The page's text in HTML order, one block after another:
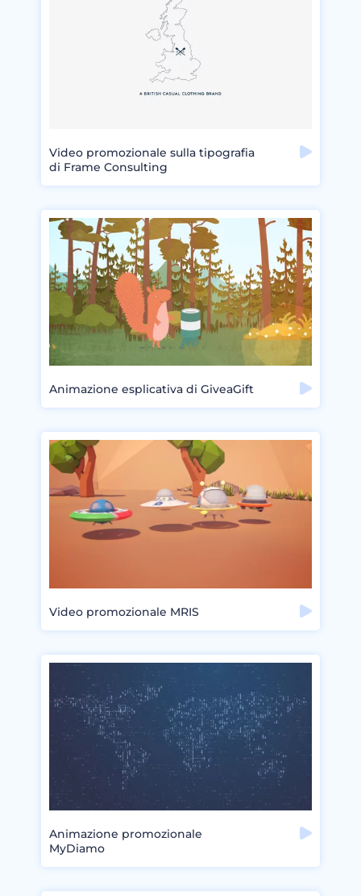
Video promozionale sulla tipografia
di Frame Consulting
Animazione esplicativa di GiveaGift
Video promozionale MRIS
Animazione promozionale
MyDiamo